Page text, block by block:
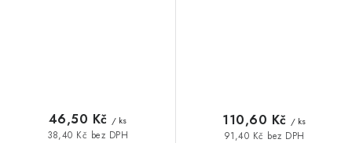
38,40 Kč bez DPH
46,50 Kč / ks
91,40 Kč bez DPH
110,60 Kč / ks